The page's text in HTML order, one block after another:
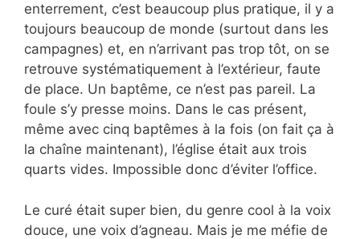
enterrement, c’est beaucoup plus pratique, il y a
toujours beaucoup de monde (surtout dans les
campagnes) et, en n’arrivant pas trop tôt, on se
retrouve systématiquement à l’extérieur, faute
de place. Un baptême, ce n’est pas pareil. La
foule s’y presse moins. Dans le cas présent,
même avec cinq baptêmes à la fois (on fait ça à
la chaîne maintenant), l’église était aux trois
quarts vides. Impossible donc d’éviter l’office.
Le curé était super bien, du genre cool à la voix
douce, une voix d’agneau. Mais je me méfie de